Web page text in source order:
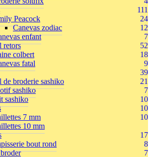
111
Peacock
24
Canevas zodiac
12
enfant
7
retors
52
colbert
18
fatal
9
39
de broderie sashiko
21
sashiko
7
sashiko
10
10
7 mm
10
10 mm
17
bout rond
8
7